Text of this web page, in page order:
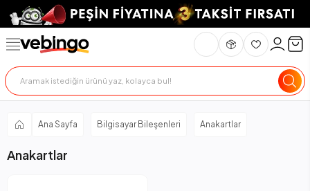
Ana Sayfa Bilgisayar Bileşenleri Anakartlar
Anakartlar